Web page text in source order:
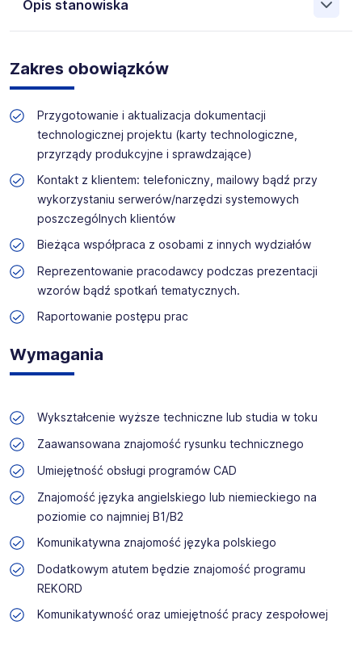
Opis stanowiska
metalowych pojemników do transportu i magazynowania,
przede wszystkim części samochodowych. Od 2008 roku
świadczymy również usługi cynkowania ogniowego w
obecnie największej na Podbeskidziu ocynkowni
ogniowej. Oferujemy również cynkowanie galwaniczne,
wtryskiwanie tworzyw sztucznych, projektowanie i
wykonawstwo form wtryskowych oraz wytwórstwo
elementów z poliuretanu metodą odlewania.
Obecnie do naszego zespołu poszukujemy pracownika na
stanowisko Technologa (M/K)
Zakres obowiązków
Przygotowanie i aktualizacja dokumentacji
technologicznej projektu (karty technologiczne,
przyrządy produkcyjne i sprawdzające)
Kontakt z klientem: telefoniczny, mailowy bądź przy
wykorzystaniu serwerów/narzędzi systemowych
poszczególnych klientów
Bieżąca współpraca z osobami z innych wydziałów
Reprezentowanie pracodawcy podczas prezentacji
wzorów bądź spotkań tematycznych.
Raportowanie postępu prac
Wymagania
Wykształcenie wyższe techniczne lub studia w toku
Zaawansowana znajomość rysunku technicznego
Umiejętność obsługi programów CAD
Znajomość języka angielskiego lub niemieckiego na
poziomie co najmniej B1/B2
Komunikatywna znajomość języka polskiego
Dodatkowym atutem będzie znajomość programu
REKORD
Komunikatywność oraz umiejętność pracy zespołowej